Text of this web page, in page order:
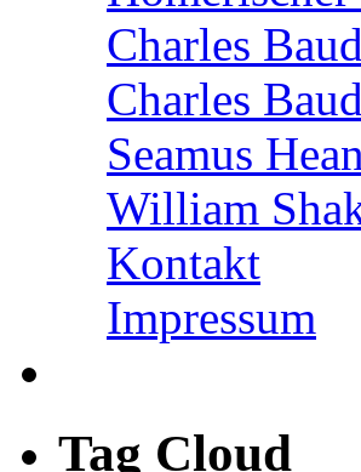
Charles
Charles
Seamus
William
Kontakt
Impressum
Tag Cloud